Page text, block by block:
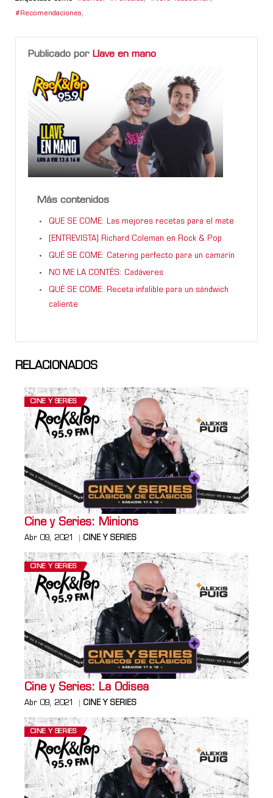
Recomendaciones,
Publicado por Llave en mano
Más contenidos
QUE SE COME: Las mejores recetas para el mate
[ENTREVISTA] Richard Coleman en Rock & Pop
QUÉ SE COME: Catering perfecto para un camarín
NO ME LA CONTÉS: Cadáveres
QUÉ SE COME: Receta infalible para un sándwich
caliente
RELACIONADOS
CINE Y SERIES
Cine y Series: Minions
Abr 09, 2021 CINE Y SERIES
CINE Y SERIES
Cine y Series: La Odisea
Abr 09, 2021 CINE Y SERIES
CINE Y SERIES